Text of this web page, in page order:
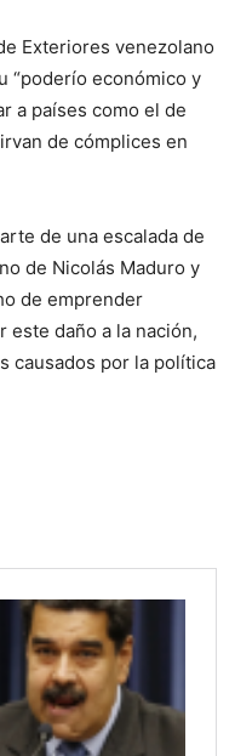
Exteriores venezolano
“poderío económico y
a países como el de
de cómplices en
de una escalada de
de Nicolás Maduro y
de emprender
este daño a la nación,
causados por la política